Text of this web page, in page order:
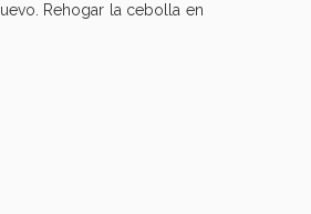
Rehogar la cebolla en